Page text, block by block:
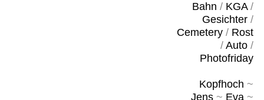
Bahn / KGA/
Gesichter/
Cemetery/ Rost
/ Auto/
Photofriday
Kopfhoch ~
Jens~ Eva~